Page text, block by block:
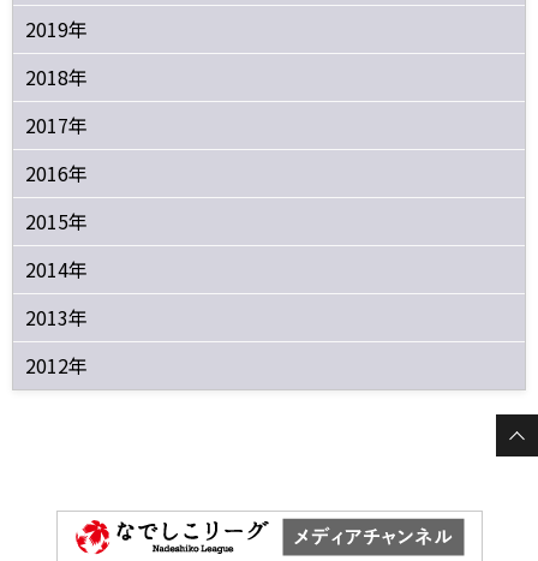
2019年
2018年
2017年
2016年
2015年
2014年
2013年
2012年